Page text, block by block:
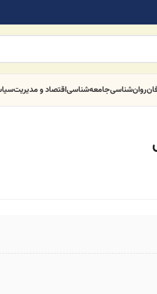
روان‌شناسیجامعه‌شناسیاقتصاد و مدیریت